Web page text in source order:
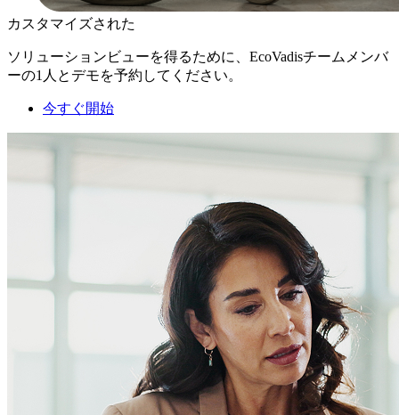
カスタマイズされた
ソリューションビューを得るために、EcoVadisチームメンバ
ーの1人とデモを予約してください。
今すぐ開始